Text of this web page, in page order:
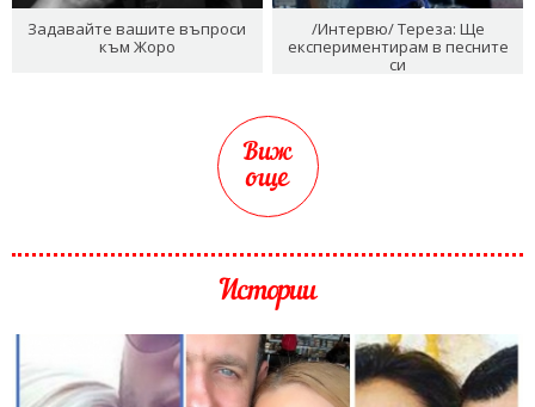
Задавайте вашите въпроси
към Жоро
/Интервю/ Тереза: Ще
експериментирам в песните
си
Виж
още
Истории